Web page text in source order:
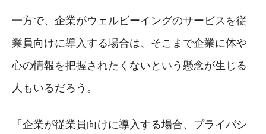
一方で、企業がウェルビーイングのサービスを従
業員向けに導入する場合は、そこまで企業に体や
心の情報を把握されたくないという懸念が生じる
人もいるだろう。
「企業が従業員向けに導入する場合、プライバシ